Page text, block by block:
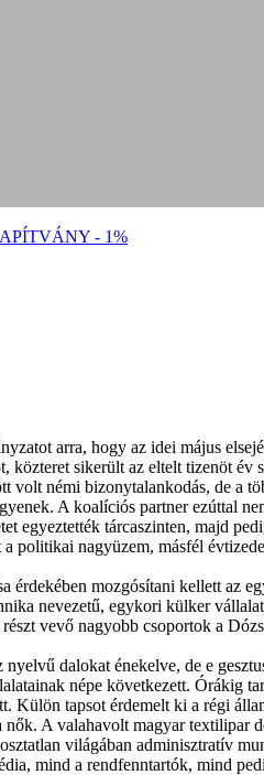
- 1%
arra, hogy az idei május
sikerült az eltelt tizenöt
némi bizonytalankodás, de a
A koalíciós partner ezúttal
egyeztették tárcaszinten, majd
politikai nagyüzem, másfél
érdekében mozgósítani kellett
nevezetű, egykori külker
vevő nagyobb csoportok a
dalokat énekelve, de e
népe következett. Órákig
Külön tapsot érdemelt ki a régi
A valahavolt magyar
világában adminisztratív
mind a rendfenntartók, mind